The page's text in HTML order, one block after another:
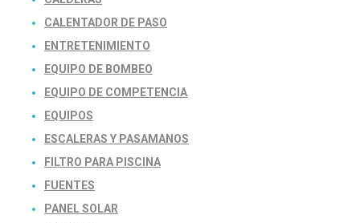
CALENTADOR DE PASO
ENTRETENIMIENTO
EQUIPO DE BOMBEO
EQUIPO DE COMPETENCIA
EQUIPOS
ESCALERAS Y PASAMANOS
FILTRO PARA PISCINA
FUENTES
PANEL SOLAR